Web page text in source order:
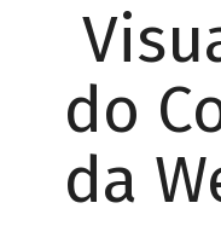
do
da